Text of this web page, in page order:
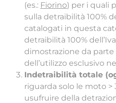
(es.: Fiorino) per i quali
sulla detraibilità 100%
catalogati in questa
detraibilità 100%
dimostrazione da
dell’utilizzo esclusivo
Indetraibilità totale
riguarda solo le moto >
usufruire della